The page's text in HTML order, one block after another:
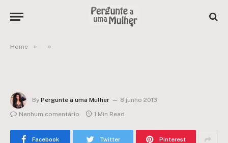
Home » »
By Pergunte a uma Mulher
8 junho 2013
Nenhum comentário
1 Min Read
Facebook Twitter Pinterest